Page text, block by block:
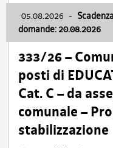
05.08.2026 -
domande: 20.08.2026
333/26 –
posti di
Cat. C – da
comunale –
stabilizzazione